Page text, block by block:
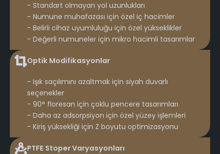
- Standart olmayan yol uzunlukları
- Numune muhafazası için özel iç hacimler
- Belirli cihaz uyumluluğu için özel yükseklikler
- Değerli numuneler için mikro hacimli tasarımlar
Optik Modifikasyonlar
- Işık saçılımını azaltmak için siyah duvarlı
seçenekler
- 90° floresan için çoklu pencere tasarımları
- Daha az adsorpsiyon için özel yüzey işlemleri
- Kiriş yüksekliği için Z boyutu optimizasyonu
PTFE Stoper Varyasyonları